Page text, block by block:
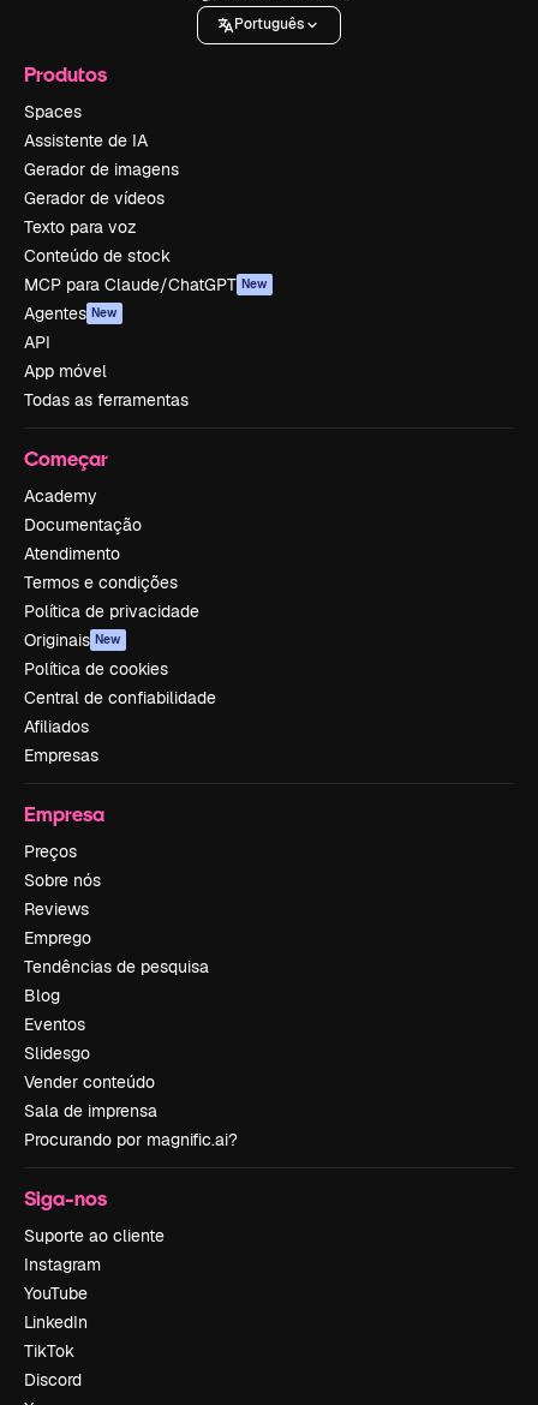
Português
Produtos
Spaces
Assistente de IA
Gerador de imagens
Gerador de vídeos
Texto para voz
Conteúdo de stock
MCP para Claude/ChatGPT New
Agentes New
API
App móvel
Todas as ferramentas
Começar
Academy
Documentação
Atendimento
Termos e condições
Política de privacidade
Originais New
Política de cookies
Central de confiabilidade
Afiliados
Empresas
Empresa
Preços
Sobre nós
Reviews
Emprego
Tendências de pesquisa
Blog
Eventos
Slidesgo
Vender conteúdo
Sala de imprensa
Procurando por magnific.ai?
Siga-nos
Suporte ao cliente
Instagram
YouTube
LinkedIn
TikTok
Discord